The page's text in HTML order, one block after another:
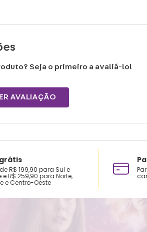
Seja o primeiro a avaliá-lo!
AVALIAÇÃO
R$ 199,90 para Sul e
e R$ 259,90 para Norte,
e Centro-Oeste